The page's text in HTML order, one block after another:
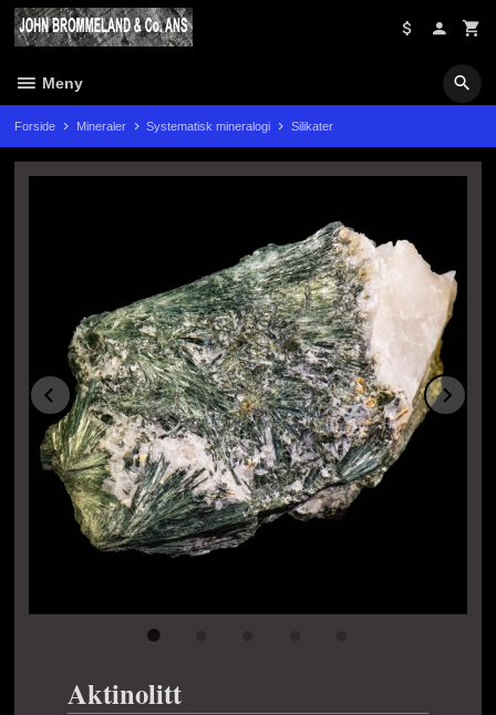
Gå
Meny
Forside Mineraler Systematisk mineralogi Silikater
Prev
Aktinolitt